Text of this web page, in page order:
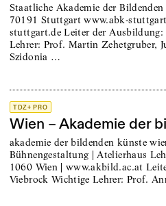
Staatliche Akademie der
70191 Stuttgart www.abk-
stuttgart.de Leiter der
Lehrer: Prof. Martin Zehetgruber,
Szidonia …
TDZ+ PRO
Wien – Akademie der
akademie der bildenden künste
Bühnengestaltung | Atelierhaus
1060 Wien | www.akbild.ac.at
Viebrock Wichtige Lehrer: Prof.